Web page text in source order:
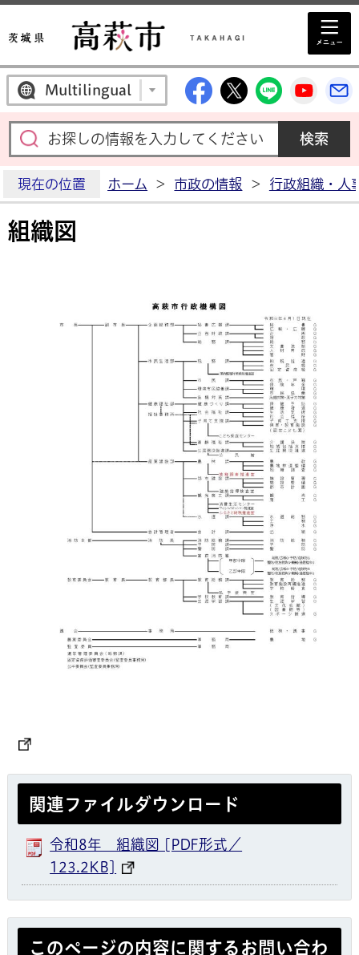
Multilingual 高萩市公式
高萩市公式X
高萩市
高
現在の位置 ホーム > 市政の情報 > 行政組織・人
組織図
関連ファイルダウンロード
令和8年 組織図 [PDF形式／
123.2KB]
このページの内容に関するお問い合わ